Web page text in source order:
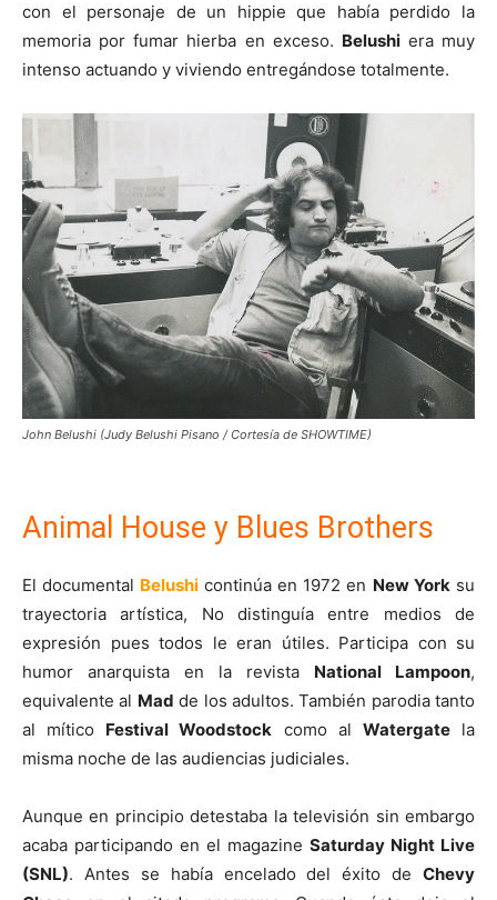
con el personaje de un hippie que había perdido la
memoria por fumar hierba en exceso. Belushiera muy
intenso actuando y viviendo entregándose totalmente.
John Belushi (Judy Belushi Pisano / Cortesía de SHOWTIME)
Animal House y Blues Brothers
El documental Belushi continúa en 1972 en New Yorksu
trayectoria artística, No distinguía entre medios de
expresión pues todos le eran útiles. Participa con su
humor anarquista en la revista National Lampoon,
equivalente al Mad de los adultos. También parodia tanto
al mítico Festival Woodstock como al Watergatela
misma noche de las audiencias judiciales.
Aunque en principio detestaba la televisión sin embargo
acaba participando en el magazine Saturday Night Live
(SNL). Antes se había encelado del éxito de Chevy